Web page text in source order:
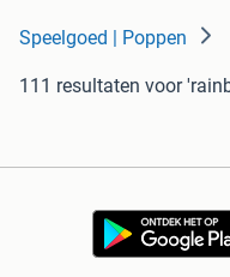
Speelgoed | Poppen
111 resultaten voor